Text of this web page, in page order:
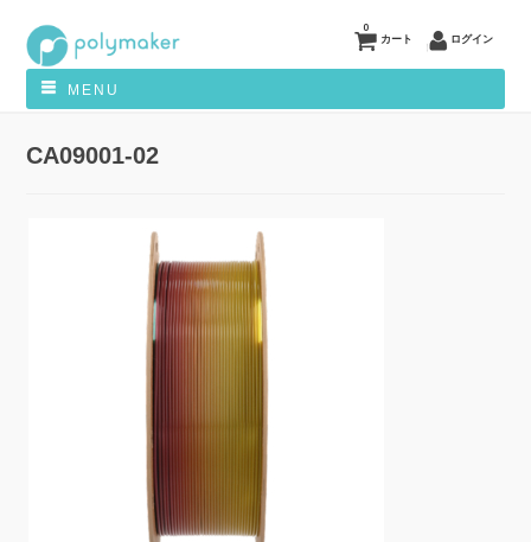
カート
0
ログイン
MENU
CA09001-02